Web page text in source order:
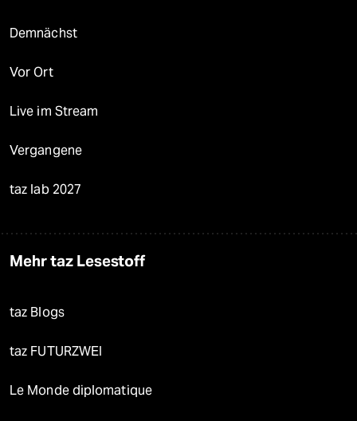
Demnächst
Vor Ort
Live im Stream
Vergangene
taz lab 2027
Mehr taz Lesestoff
taz Blogs
taz FUTURZWEI
Le Monde diplomatique